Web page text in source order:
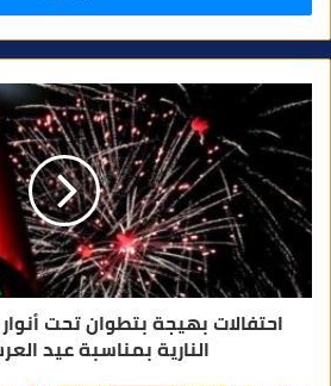
ر
ا
ل
ك
و
ن
احتفالات بهيجة بتطوان تحت
النارية بمناسبة عيد